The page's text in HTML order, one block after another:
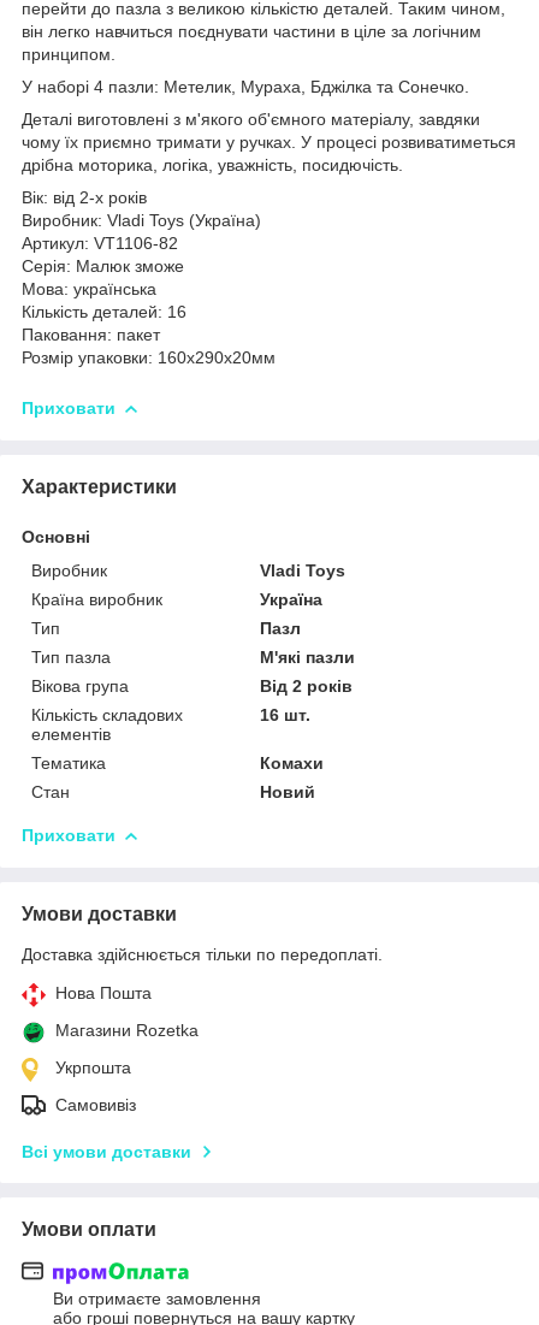
перейти до пазла з великою кількістю деталей. Таким чином,
він легко навчиться поєднувати частини в ціле за логічним
принципом.
У наборі 4 пазли: Метелик, Мураха, Бджілка та Сонечко.
Деталі виготовлені з м'якого об'ємного матеріалу, завдяки
чому їх приємно тримати у ручках. У процесі розвиватиметься
дрібна моторика, логіка, уважність, посидючість.
Вік: від 2-х років
Виробник: Vladi Toys (Україна)
Артикул: VT1106-82
Серія: Малюк зможе
Мова: українська
Кількість деталей: 16
Паковання: пакет
Розмір упаковки: 160х290х20мм
Приховати
Характеристики
Основні
Виробник
Vladi Toys
Країна виробник
Україна
Тип
Пазл
Тип пазла
М'які пазли
Вікова група
Від 2 років
Кількість складових
елементів
16 шт.
Тематика
Комахи
Стан
Новий
Приховати
Умови доставки
Доставка здійснюється тільки по передоплаті.
Нова Пошта
Магазини Rozetka
Укрпошта
Самовивіз
Всі умови доставки
Умови оплати
Ви отримаєте замовлення
або гроші повернуться на вашу картку